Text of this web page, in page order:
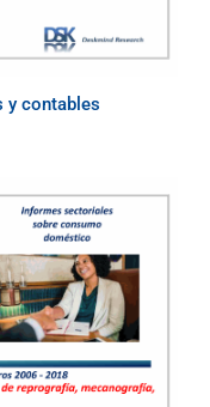
y contables